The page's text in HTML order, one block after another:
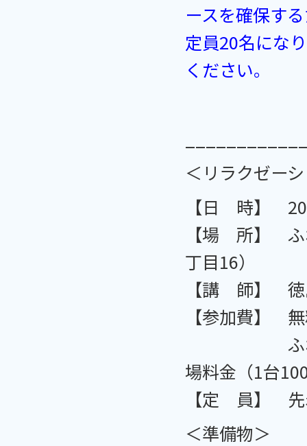
ースを確保す
定員20名にな
ください。
＜リラクゼー
【日 時】
【場 所】
丁目16）
【講 師】 徳
【参加費
ふれあい
場料金（1台
【定 員】 先
＜準備物＞